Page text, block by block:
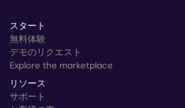
スタート
無料体験
デモのリクエスト
Explore the marketplace
リソース
サポート